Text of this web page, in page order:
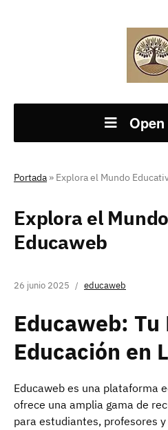
Portada » Explora el Mundo
Explora el
Educaweb
26 junio 2025 educaweb
Educaweb:
Educación en
Educaweb es una plataforma
ofrece una amplia gama de
para estudiantes, profesores